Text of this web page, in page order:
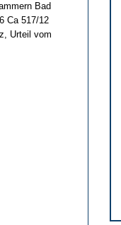
Bad
Ca 517/12
Urteil vom